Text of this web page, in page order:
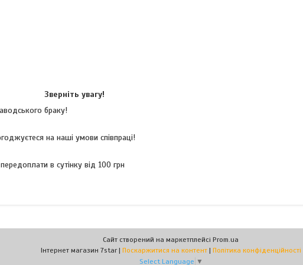
Зверніть увагу!
браку!
на наші умови співпраці!
в сутінку від 100 грн
Сайт створений на маркетплейсі Prom.ua
Інтернет магазин 7star | Поскаржитися на контент | Політика конфіденційності
Select Language ▼